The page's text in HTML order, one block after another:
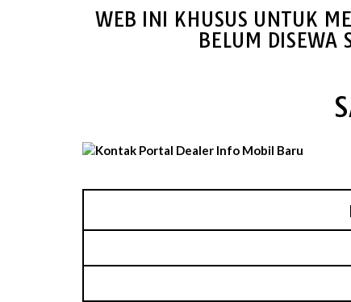
WEB INI KHUSUS UNTUK
BELUM DISEWA